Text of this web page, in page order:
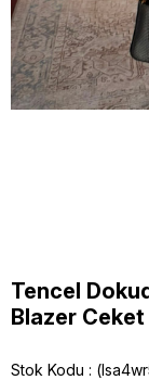
Tencel
Blazer Ceket
Stok Kodu